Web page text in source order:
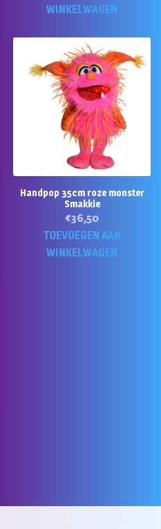
WINKELWAGEN
Handpop 35cm roze monster
Smakkie
€36,50
TOEVOEGEN AAN
WINKELWAGEN